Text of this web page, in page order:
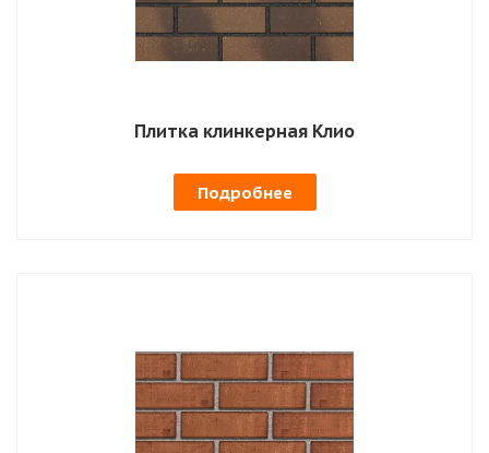
Плитка клинкерная Клио
Подробнее